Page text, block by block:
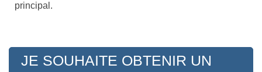
principal.
JE SOUHAITE OBTENIR UN